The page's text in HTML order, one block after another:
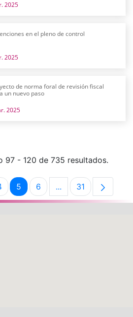
2025
en el pleno de control
2025
de norma foral de revisión fiscal
un nuevo paso
2025
97 - 120 de 735 resultados.
intermedias Use TAB para
Página
5 Página
6 ...PáginasPágina
31